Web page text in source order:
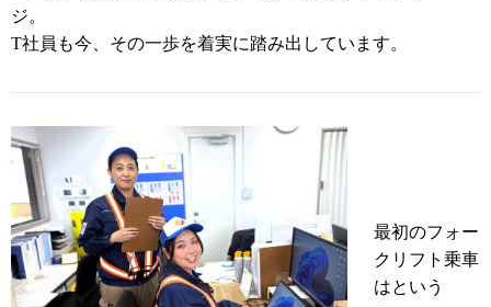
ジ。
T社員も今、その一歩を着実に踏み出しています。
最初のフォー
クリフト乗車
はという